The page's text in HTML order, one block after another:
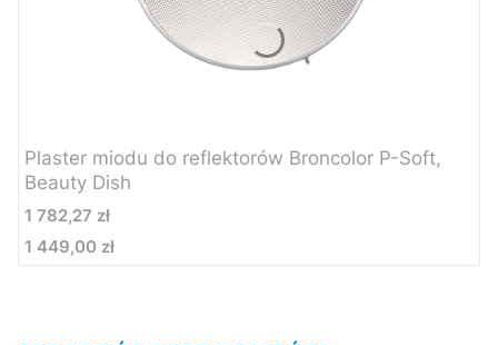
Plaster miodu do reflektorów Broncolor P-Soft,
Beauty Dish
Cena
1 782,27 zł
Cena
1 449,00 zł